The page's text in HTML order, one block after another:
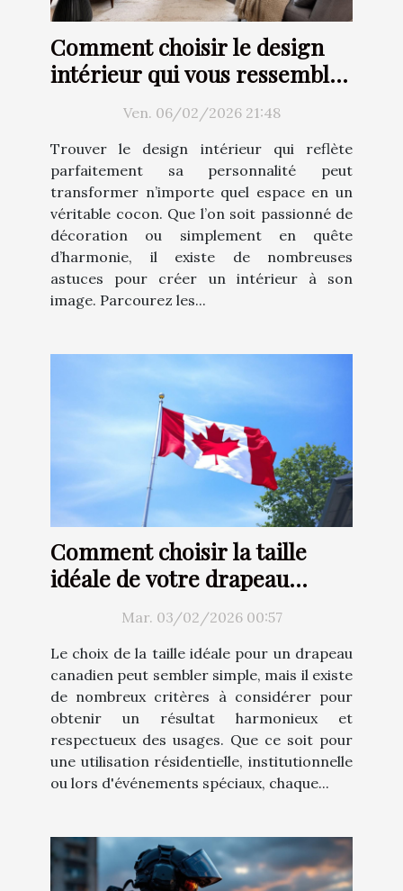
Comment choisir le design
intérieur qui vous ressemble
Ven. 06/02/2026 21:48
Trouver le design intérieur qui reflète
parfaitement sa personnalité peut
transformer n’importe quel espace en un
véritable cocon. Que l’on soit passionné de
décoration ou simplement en quête
d’harmonie, il existe de nombreuses
astuces pour créer un intérieur à son
image. Parcourez les...
Comment choisir la taille
idéale de votre drapeau
canadien ?Mar. 03/02/2026 00:57
Le choix de la taille idéale pour un drapeau
canadien peut sembler simple, mais il existe
de nombreux critères à considérer pour
obtenir un résultat harmonieux et
respectueux des usages. Que ce soit pour
une utilisation résidentielle, institutionnelle
ou lors d'événements spéciaux, chaque...